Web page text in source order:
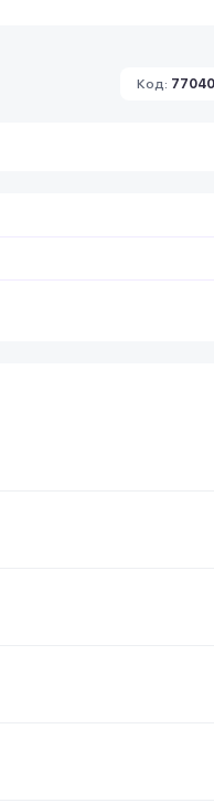
Код: 77040